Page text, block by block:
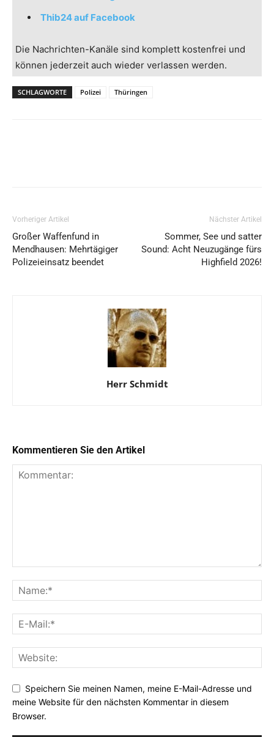
Thib24 auf Facebook
Die Nachrichten-Kanäle sind komplett kostenfrei und
können jederzeit auch wieder verlassen werden.
SCHLAGWORTE Polizei Thüringen
Vorheriger Artikel
Großer Waffenfund in
Mendhausen: Mehrtägiger
Polizeieinsatz beendet
Nächster Artikel
Sommer, See und satter
Sound: Acht Neuzugänge fürs
Highfield 2026!
Herr Schmidt
Kommentieren Sie den Artikel
Speichern Sie meinen Namen, meine E-Mail-Adresse und
meine Website für den nächsten Kommentar in diesem
Browser.